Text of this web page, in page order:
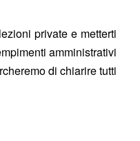
private e metterti
amministrativi
di chiarire tutti